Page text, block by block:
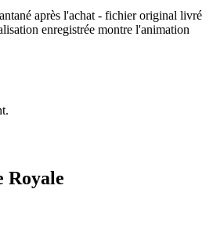
après l'achat - fichier original livré
enregistrée montre l'animation
Royale